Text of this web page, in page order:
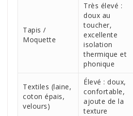
Tapis /
Moquette
Très élevé :
doux au
toucher,
excellente
isolation
thermique et
phonique
Textiles (laine,
coton épais,
velours)
Élevé : doux,
confortable,
ajoute de la
texture